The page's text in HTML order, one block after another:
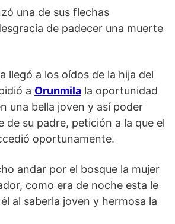
una de sus flechas
de padecer una muerte
llegó a los oídos de la hija del
a Orunmila la oportunidad
una bella joven y así poder
de su padre, petición a la que el
oportunamente.
andar por el bosque la mujer
como era de noche esta le
al saberla joven y hermosa la